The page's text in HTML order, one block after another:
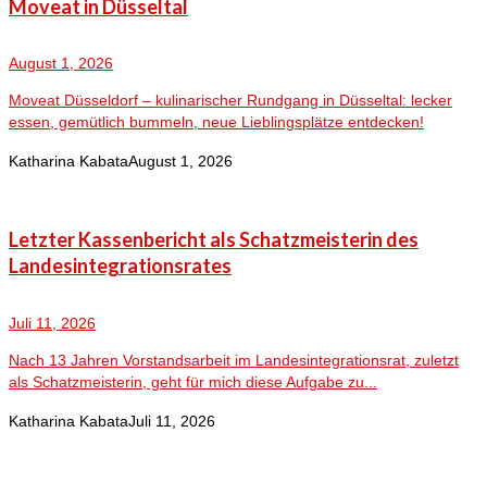
Moveat in Düsseltal
August 1, 2026
Moveat Düsseldorf – kulinarischer Rundgang in Düsseltal: lecker
essen, gemütlich bummeln, neue Lieblingsplätze entdecken!
Katharina KabataAugust 1, 2026
Letzter Kassenbericht als Schatzmeisterin des
Landesintegrationsrates
Juli 11, 2026
Nach 13 Jahren Vorstandsarbeit im Landesintegrationsrat, zuletzt
als Schatzmeisterin, geht für mich diese Aufgabe zu...
Katharina KabataJuli 11, 2026